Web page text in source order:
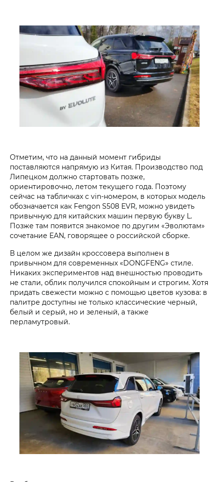
Отметим, что на данный момент гибриды
поставляются напрямую из Китая. Производство под
Липецком должно стартовать позже,
ориентировочно, летом текущего года. Поэтому
сейчас на табличках с vin-номером, в которых модель
обозначается как Fengon S508 EVR, можно увидеть
привычную для китайских машин первую букву L.
Позже там появится знакомое по другим «Эволютам»
сочетание EAN, говорящее о российской сборке.
В целом же дизайн кроссовера выполнен в
привычном для современных «DONGFENG» стиле.
Никаких экспериментов над внешностью проводить
не стали, облик получился спокойным и строгим. Хотя
придать свежести можно с помощью цветов кузова: в
палитре доступны не только классические черный,
белый и серый, но и зеленый, а также
перламутровый.